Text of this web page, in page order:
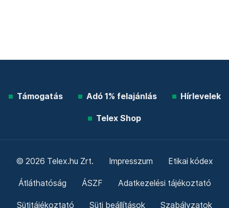
Támogatás Adó 1% felajánlás Hírlevelek
Telex Shop
© 2026 Telex.hu Zrt. Impresszum Etikai kódex
Átláthatóság ÁSZF Adatkezelési tájékoztató
Sütitájékoztató Süti beállítások Szabályzatok